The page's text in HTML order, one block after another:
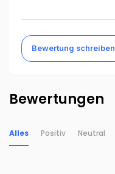
Bewertung schreiben
Bewertungen
Alles Positiv Neutral